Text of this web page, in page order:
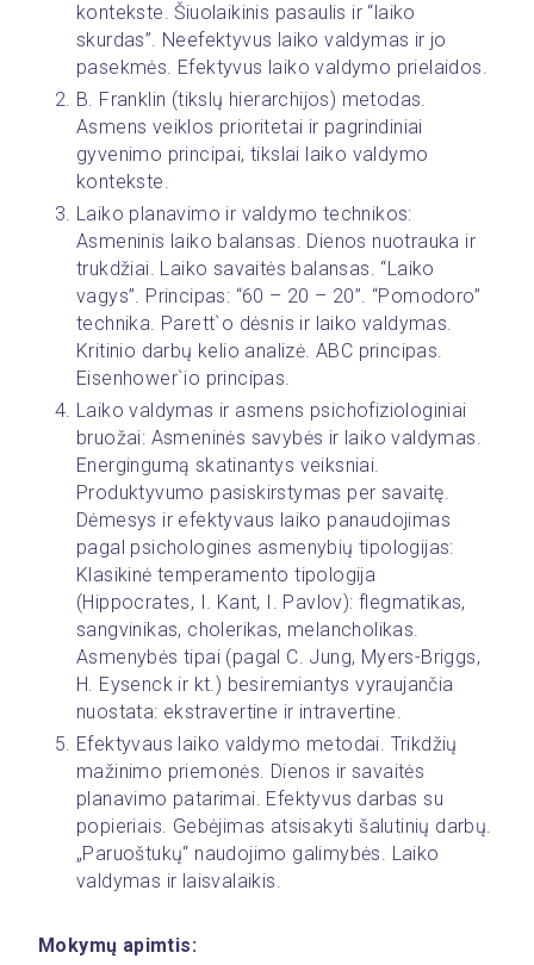
kontekste. Šiuolaikinis pasaulis ir “laiko
skurdas”. Neefektyvus laiko valdymas ir jo
pasekmės. Efektyvus laiko valdymo prielaidos.
B. Franklin (tikslų hierarchijos) metodas.
Asmens veiklos prioritetai ir pagrindiniai
gyvenimo principai, tikslai laiko valdymo
kontekste.
Laiko planavimo ir valdymo technikos:
Asmeninis laiko balansas. Dienos nuotrauka ir
trukdžiai. Laiko savaitės balansas. “Laiko
vagys”. Principas: “60 – 20 – 20”. “Pomodoro”
technika. Parett`o dėsnis ir laiko valdymas.
Kritinio darbų kelio analizė. ABC principas.
Eisenhower`io principas.
Laiko valdymas ir asmens psichofiziologiniai
bruožai: Asmeninės savybės ir laiko valdymas.
Energingumą skatinantys veiksniai.
Produktyvumo pasiskirstymas per savaitę.
Dėmesys ir efektyvaus laiko panaudojimas
pagal psichologines asmenybių tipologijas:
Klasikinė temperamento tipologija
(Hippocrates, I. Kant, I. Pavlov): flegmatikas,
sangvinikas, cholerikas, melancholikas.
Asmenybės tipai (pagal C. Jung, Myers-Briggs,
H. Eysenck ir kt.) besiremiantys vyraujančia
nuostata: ekstravertine ir intravertine.
Efektyvaus laiko valdymo metodai. Trikdžių
mažinimo priemonės. Dienos ir savaitės
planavimo patarimai. Efektyvus darbas su
popieriais. Gebėjimas atsisakyti šalutinių darbų.
„Paruoštukų“ naudojimo galimybės. Laiko
valdymas ir laisvalaikis.
Mokymų apimtis: